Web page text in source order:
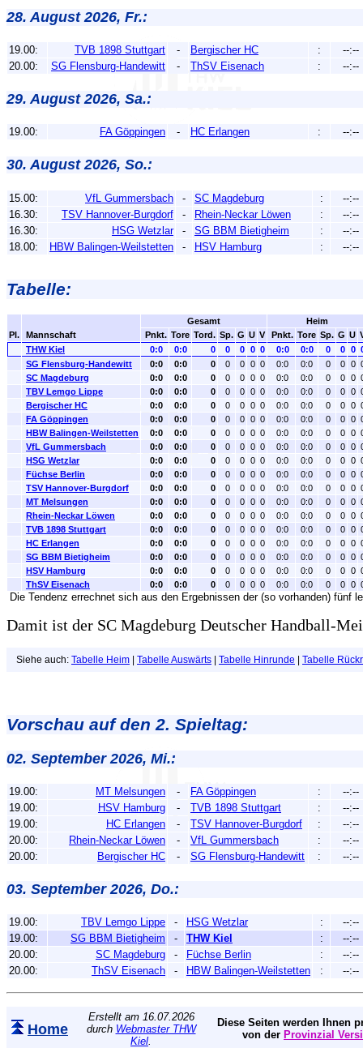
28. August 2026, Fr.:
19.00: TVB 1898 Stuttgart - Bergischer HC :
--:--
20.00:
SG Flensburg-Handewitt - ThSV Eisenach : --:--
29. August 2026, Sa.:
19.00: FA Göppingen - HC Erlangen : --:--
30. August 2026, So.:
15.00: VfL Gummersbach - SC Magdeburg :
--:--
16.30:
TSV Hannover-Burgdorf - Rhein-Neckar Löwen :
--:--
16.30:
HSG Wetzlar - SG BBM Bietigheim :
--:--
18.00:
HBW Balingen-Weilstetten - HSV Hamburg : --:--
Tabelle:
Pl. Mannschaft
Gesamt
Heim
Pnkt. Tore Tord. Sp. G U V Pnkt. Tore Sp. G U
THW Kiel
0:0 0:0 0 0 0 0 0 0:0 0:0 0 0 0
SG Flensburg-Handewitt
0:0 0:0 0 0 0 0 0 0:0 0:0 0 0 0
SC Magdeburg
0:0 0:0 0 0 0 0 0 0:0 0:0 0 0 0
TBV Lemgo Lippe
0:0 0:0 0 0 0 0 0 0:0 0:0 0 0 0
Bergischer HC
0:0 0:0 0 0 0 0 0 0:0 0:0 0 0 0
FA Göppingen
0:0 0:0 0 0 0 0 0 0:0 0:0 0 0 0
HBW Balingen-Weilstetten
0:0 0:0 0 0 0 0 0 0:0 0:0 0 0 0
VfL Gummersbach
0:0 0:0 0 0 0 0 0 0:0 0:0 0 0 0
HSG Wetzlar
0:0 0:0 0 0 0 0 0 0:0 0:0 0 0 0
Füchse Berlin
0:0 0:0 0 0 0 0 0 0:0 0:0 0 0 0
TSV Hannover-Burgdorf
0:0 0:0 0 0 0 0 0 0:0 0:0 0 0 0
MT Melsungen
0:0 0:0 0 0 0 0 0 0:0 0:0 0 0 0
Rhein-Neckar Löwen
0:0 0:0 0 0 0 0 0 0:0 0:0 0 0 0
TVB 1898 Stuttgart
0:0 0:0 0 0 0 0 0 0:0 0:0 0 0 0
HC Erlangen
0:0 0:0 0 0 0 0 0 0:0 0:0 0 0 0
SG BBM Bietigheim
0:0 0:0 0 0 0 0 0 0:0 0:0 0 0 0
HSV Hamburg
0:0 0:0 0 0 0 0 0 0:0 0:0 0 0 0
ThSV Eisenach
0:0 0:0 0 0 0 0 0 0:0 0:0 0 0 0
Die Tendenz errechnet sich aus den Ergebnissen der (so vorhanden) fünf
Damit ist der SC Magdeburg Deutscher Handball-
Siehe auch: Tabelle Heim | Tabelle Auswärts | Tabelle Hinrunde | Tabelle
Vorschau auf den 2. Spieltag:
02. September 2026, Mi.:
19.00: MT Melsungen - FA Göppingen :
--:--
19.00:
HSV Hamburg - TVB 1898 Stuttgart :
--:--
19.00:
HC Erlangen - TSV Hannover-Burgdorf :
--:--
20.00:
Rhein-Neckar Löwen - VfL Gummersbach :
--:--
20.00:
Bergischer HC - SG Flensburg-Handewitt : --:--
03. September 2026, Do.:
19.00: TBV Lemgo Lippe - HSG Wetzlar :
--:--
19.00:
SG BBM Bietigheim - THW Kiel :
--:--
20.00:
SC Magdeburg - Füchse Berlin :
--:--
20.00:
ThSV Eisenach - HBW Balingen-Weilstetten : --:--
Home
Erstellt am 16.07.2026
durch Webmaster THW
Kiel
Diese Seiten werden Ihnen
von der Provinzial